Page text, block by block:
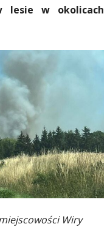
lesie w okolicach
Wiry